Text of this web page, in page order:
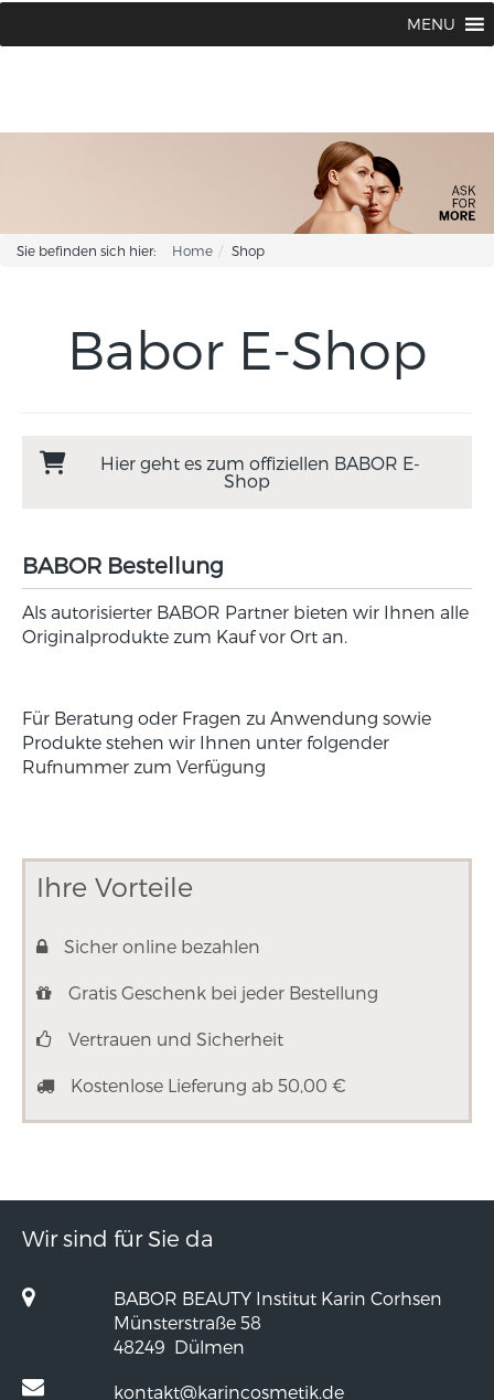
MENU
Sie befinden sich hier: Home Shop
Babor E-Shop
Hier geht es zum offiziellen BABOR E-
Shop
BABOR Bestellung
Als autorisierter BABOR Partner bieten wir Ihnen alle
Originalprodukte zum Kauf vor Ort an.
Für Beratung oder Fragen zu Anwendung sowie
Produkte stehen wir Ihnen unter folgender
Rufnummer zum Verfügung
Ihre Vorteile
Sicher online bezahlen
Gratis Geschenk bei jeder Bestellung
Vertrauen und Sicherheit
Kostenlose Lieferung ab 50,00 €
Wir sind für Sie da
BABOR BEAUTY Institut Karin Corhsen
Münsterstraße 58
48249 Dülmen
kontakt@karincosmetik.de